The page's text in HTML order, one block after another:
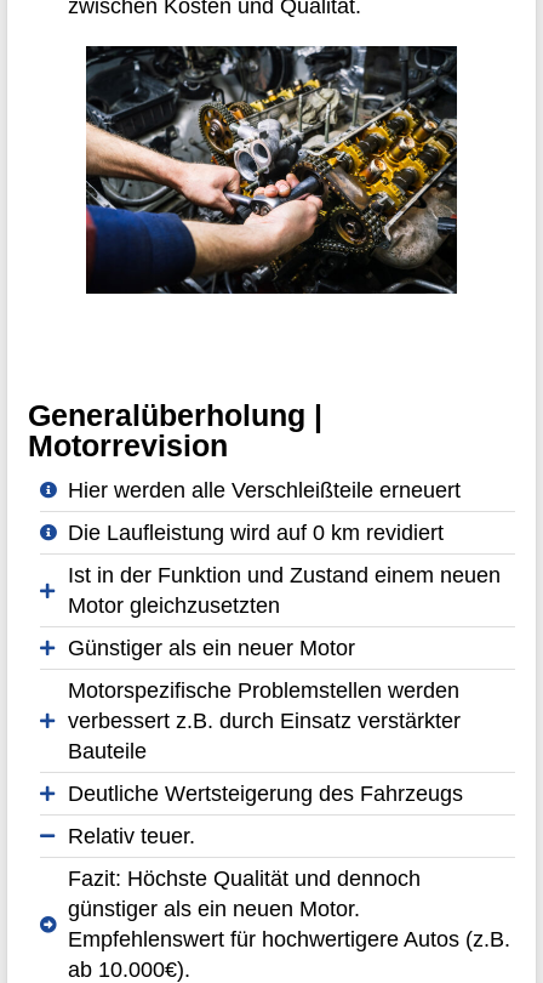
zwischen Kosten und Qualität.
Generalüberholung |
Motorrevision
Hier werden alle Verschleißteile erneuert
Die Laufleistung wird auf 0 km revidiert
Ist in der Funktion und Zustand einem neuen
Motor gleichzusetzten
Günstiger als ein neuer Motor
Motorspezifische Problemstellen werden
verbessert z.B. durch Einsatz verstärkter
Bauteile
Deutliche Wertsteigerung des Fahrzeugs
Relativ teuer.
Fazit: Höchste Qualität und dennoch
günstiger als ein neuen Motor.
Empfehlenswert für hochwertigere Autos (z.B.
ab 10.000€).